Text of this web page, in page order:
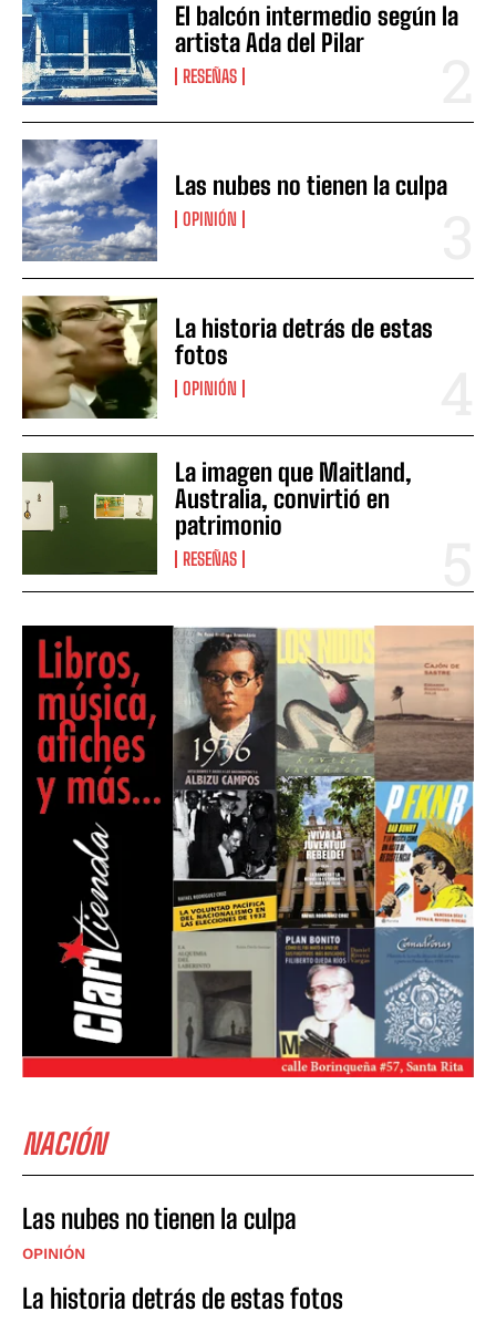
El balcón intermedio según la
artista Ada del Pilar
RESEÑAS
Las nubes no tienen la culpa
OPINIÓN
La historia detrás de estas
fotos
OPINIÓN
La imagen que Maitland,
Australia, convirtió en
patrimonio
RESEÑAS
NACIÓN
Las nubes no tienen la culpa
OPINIÓN
La historia detrás de estas fotos